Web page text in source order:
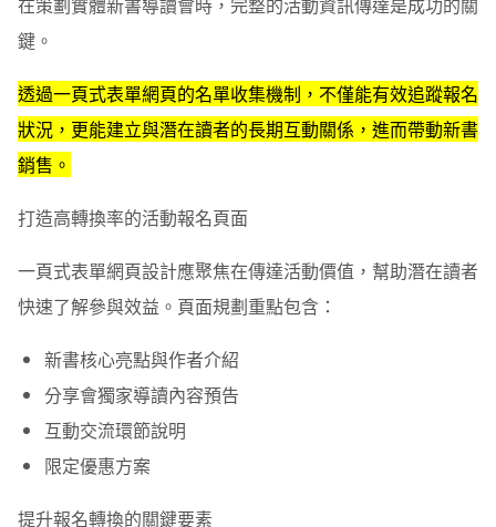
在策劃實體新書導讀會時，完整的活動資訊傳達是成功的關
鍵。
透過一頁式表單網頁的名單收集機制，不僅能有效追蹤報名
狀況，更能建立與潛在讀者的長期互動關係，進而帶動新書
銷售。
打造高轉換率的活動報名頁面
一頁式表單網頁設計應聚焦在傳達活動價值，幫助潛在讀者
快速了解參與效益。頁面規劃重點包含：
新書核心亮點與作者介紹
分享會獨家導讀內容預告
互動交流環節說明
限定優惠方案
提升報名轉換的關鍵要素